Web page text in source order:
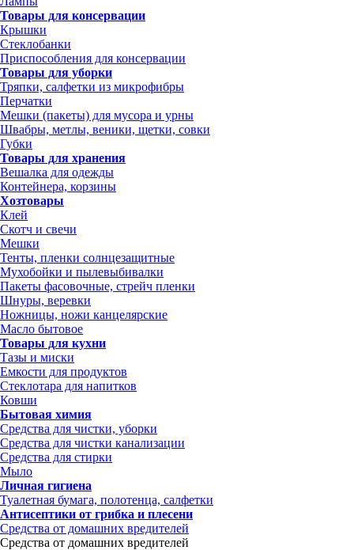
Товары для консервации
Крышки
Стеклобанки
Приспособления для консервации
Товары для уборки
Тряпки, салфетки из микрофибры
Перчатки
Мешки (пакеты) для мусора и урны
Швабры, метлы, веники, щетки, совки
Губки
Товары для хранения
Вешалка для одежды
Контейнера, корзины
Хозтовары
Клей
Скотч и свечи
Мешки
Тенты, пленки солнцезащитные
Мухобойки и пылевыбивалки
Пакеты фасовочные, стрейч пленки
Шнуры, веревки
Ножницы, ножи канцелярские
Масло бытовое
Товары для кухни
Тазы и миски
Емкости для продуктов
Стеклотара для напитков
Ковши
Бытовая химия
Средства для чистки, уборки
Средства для чистки канализации
Средства для стирки
Мыло
Личная гигиена
Туалетная бумага, полотенца, салфетки
Антисептики от грибка и плесени
Средства от домашних вредителей
Средства от домашних вредителей